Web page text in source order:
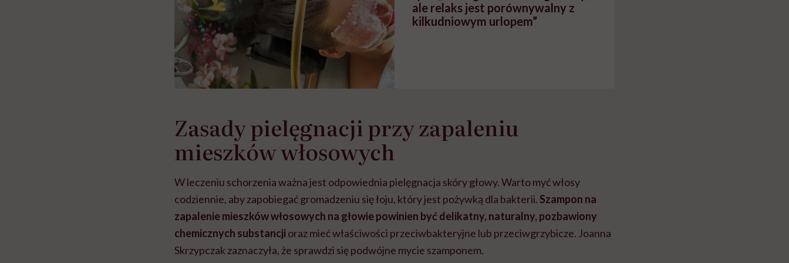
ale relaks jest porównywalny z
kilkudniowym urlopem”
Zasady pielęgnacji przy zapaleniu
mieszków włosowych
W leczeniu schorzenia ważna jest odpowiednia pielęgnacja skóry głowy. Warto myć włosy
codziennie, aby zapobiegać gromadzeniu się łoju, który jest pożywką dla bakterii. Szampon na
zapalenie mieszków włosowych na głowie powinien być delikatny, naturalny, pozbawiony
chemicznych substancji oraz mieć właściwości przeciwbakteryjne lub przeciwgrzybicze. Joanna
Skrzypczak zaznaczyła, że sprawdzi się podwójne mycie szamponem.